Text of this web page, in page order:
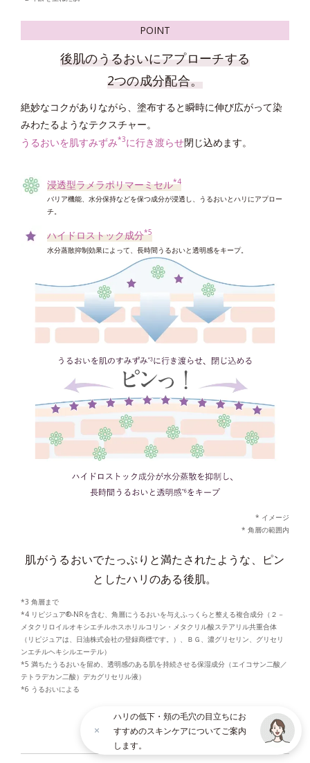
2つを両立する
蓄積した古い角質をおだやかに取り去る
と、洗顔後に肌に残る「シルキースムース成分 *6 」を配合。
高密着泡成分*5
吸着力をアップさせ蓄積した角層を絡めとりやすくする
シルキースムース成分*6
後肌をしっとりなめらかに整えてローションの肌なじみ感をアップ
レイヤーリムーバー
蓄積した角層を剥がれやすい状態に整える
POINT
後肌のうるおいにアプローチする
2つの成分配合。
絶妙なコクがありながら、塗布すると瞬時に伸び広がって染
みわたるようなテクスチャー。
うるおいを肌すみずみ*3に行き渡らせ閉じ込めます。
浸透型ラメラポリマーミセル*4
バリア機能、水分保持などを保つ成分が浸透し、うるおいとハリにアプロー
チ。
ハイドロストック成分*5
水分蒸散抑制効果によって、長時間うるおいと透明感をキープ。
* イメージ
* 角層の範囲内
肌がうるおいでたっぷりと満たされたような、ピン
としたハリのある後肌。
*3 角層まで
*4 リピジュア®-NRを含む、角層にうるおいを与えふっくらと整える複合成分（２－
メタクリロイルオキシエチルホスホリルコリン・メタクリル酸ステアリル共重合体
（リピジュアは、日油株式会社の登録商標です。）、ＢＧ、濃グリセリン、グリセリ
ンエチルヘキシルエーテル）
*5 満ちたうるおいを留め、透明感のある肌を持続させる保湿成分（エイコサン二酸／
テトラデカン二酸）デカグリセリル液）
*6 うるおいによる
× CLOSE
ハリの低下・頬の毛穴の目立ちにお
すすめのスキンケアについてご案内
します。